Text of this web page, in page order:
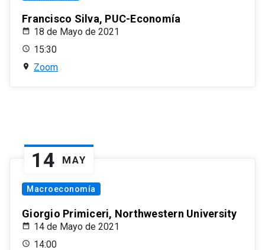
Francisco Silva, PUC-Economía
18 de Mayo de 2021
15:30
Zoom
14 MAY
Macroeconomía
Giorgio Primiceri, Northwestern University
14 de Mayo de 2021
14:00